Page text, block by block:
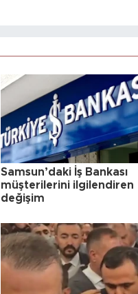
Samsun’daki İş Bankası
müşterilerini ilgilendiren
değişim